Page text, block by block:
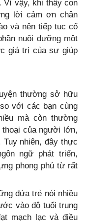
Vì vậy, khi thấy con
lời cảm ơn chân
và nên tiếp tục cổ
nuôi dưỡng một
giá trị của sự giúp
thường sở hữu
với các bạn cùng
mà còn thường
thoại của người lớn,
nhiên, đây thực
ngữ phát triển,
phong phú từ rất
đứa trẻ nói nhiều
vào độ tuổi trung
mạch lạc và điều